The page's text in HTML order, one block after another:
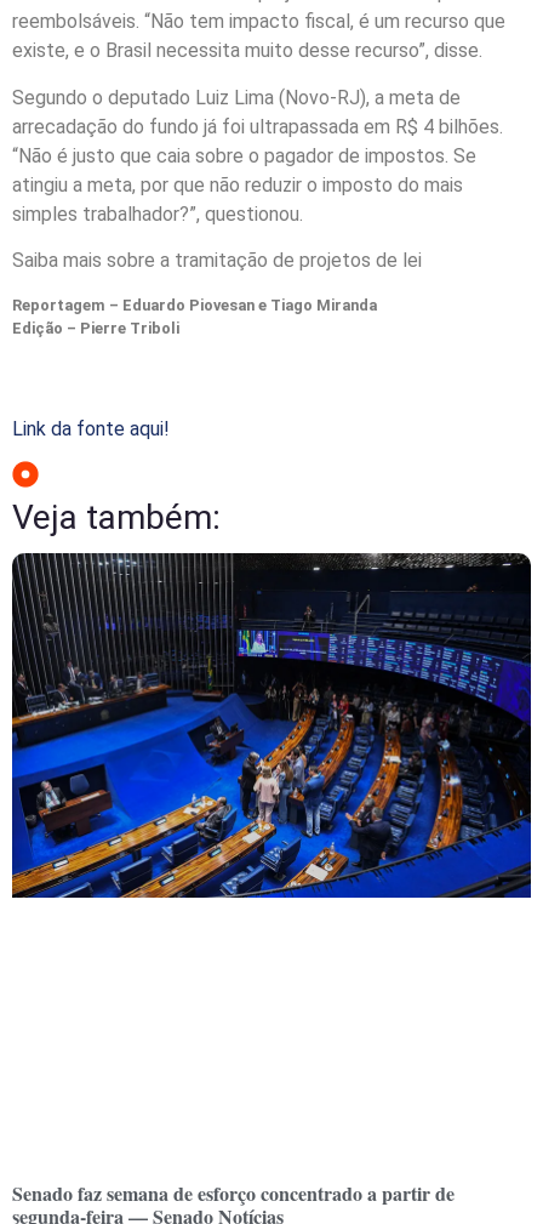
reembolsáveis. “Não tem impacto fiscal, é um recurso que
existe, e o Brasil necessita muito desse recurso”, disse.
Segundo o deputado Luiz Lima (Novo-RJ), a meta de
arrecadação do fundo já foi ultrapassada em R$ 4 bilhões.
“Não é justo que caia sobre o pagador de impostos. Se
atingiu a meta, por que não reduzir o imposto do mais
simples trabalhador?”, questionou.
Saiba mais sobre a tramitação de projetos de lei
Reportagem – Eduardo Piovesan e Tiago Miranda
Edição – Pierre Triboli
Link da fonte aqui!
Veja também:
Senado faz semana de esforço concentrado a partir de
segunda-feira — Senado Notícias